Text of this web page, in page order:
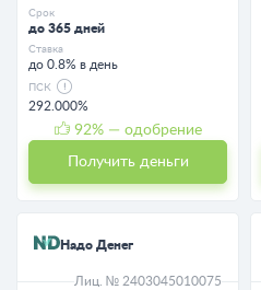
Срок
до 365 дней
Ставка
до 0.8% в день
ПСК
292.000%
92% — одобрение
Получить деньги
Надо Денег
Лиц. № 2403045010075